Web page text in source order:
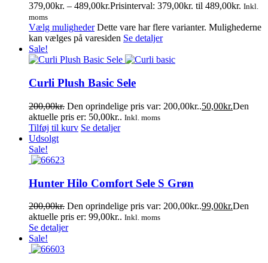
379,00kr. – 489,00kr.Prisinterval: 379,00kr. til 489,00kr. Inkl.
moms
Vælg muligheder Dette vare har flere varianter. Mulighederne
kan vælges på varesiden Se detaljer
Sale!
Curli Plush Basic Sele
200,00kr. Den oprindelige pris var: 200,00kr..50,00kr.Den
aktuelle pris er: 50,00kr.. Inkl. moms
Tilføj til kurv Se detaljer
Udsolgt
Sale!
Hunter Hilo Comfort Sele S Grøn
200,00kr. Den oprindelige pris var: 200,00kr..99,00kr.Den
aktuelle pris er: 99,00kr.. Inkl. moms
Se detaljer
Sale!